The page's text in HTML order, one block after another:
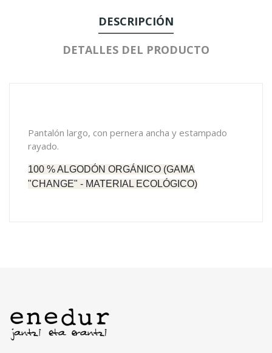
DESCRIPCIÓN
DETALLES DEL PRODUCTO
Pantalón largo, con pernera ancha y estampado
rayado.
100 % ALGODÓN ORGÁNICO (GAMA
"CHANGE" - MATERIAL ECOLÓGICO)